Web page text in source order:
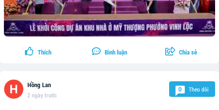
Thích Bình luận Chia sẻ
Hồng Lan
2 ngày trước
0 Theo dõi